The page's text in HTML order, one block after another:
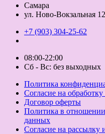
Самара
ул. Ново-Вокзальная
+7 (903) 304-25-62
08:00-22:00
Сб - Вс: без выходных
Политика
Согласие на
Договор оферты
Политика в
данных
Согласие на рассылку